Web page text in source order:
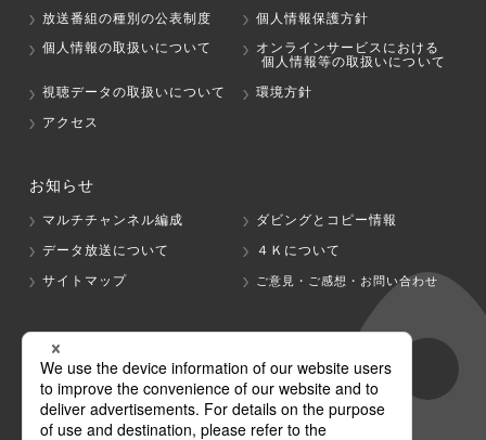
放送番組の種別の公表制度
個人情報保護方針
個人情報の取扱いについて
オンラインサービスにおける
個人情報等の取扱いについて
視聴データの取扱いについて
環境方針
アクセス
お知らせ
マルチチャンネル編成
ダビングとコピー情報
データ放送について
４Ｋについて
サイトマップ
ご意見・ご感想・お問い合わせ
グループ会社
テレビ朝日 テレ朝チャンネル